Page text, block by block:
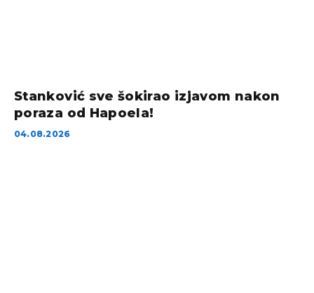
Stanković sve šokirao izjavom nakon
poraza od Hapoela!
04.08.2026